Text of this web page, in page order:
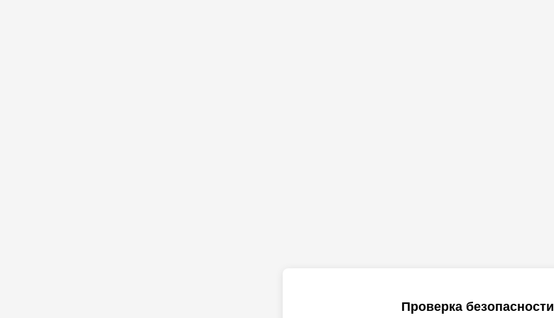
Проверка безопасности